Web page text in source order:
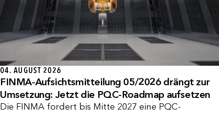
04. AUGUST 2026
FINMA-Aufsichtsmitteilung 05/2026 drängt zur
Umsetzung: Jetzt die PQC-Roadmap aufsetzen
Die FINMA fordert bis Mitte 2027 eine PQC-